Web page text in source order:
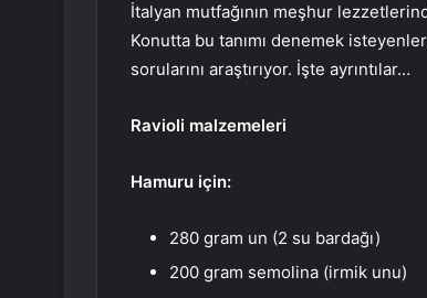
İtalyan mutfağının meşhur
Konutta bu tanımı denemek
sorularını araştırıyor. İşte ayrıntılar…
Ravioli malzemeleri
Hamuru için:
280 gram un (2 su bardağı)
200 gram semolina (irmik unu)